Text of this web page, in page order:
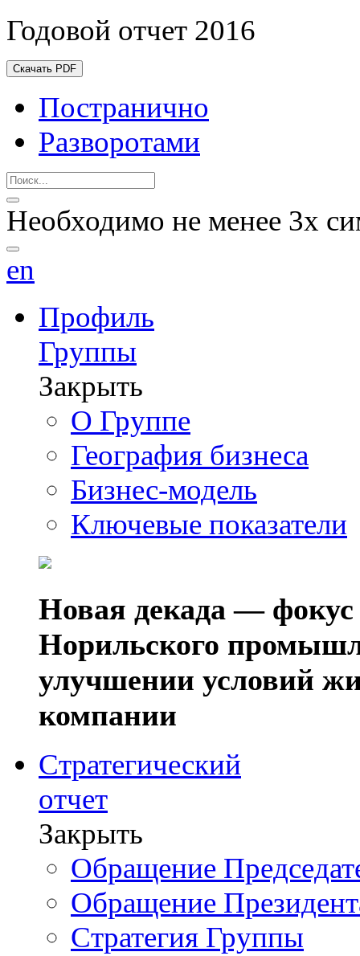
Годовой отчет 2016
Скачать PDF
Постранично
Разворотами
Необходимо не менее 3х
en
Профиль
Группы
Закрыть
О Группе
География бизнеса
Бизнес-модель
Ключевые показатели
Новая декада — фокус
Норильского
улучшении условий
компании
Стратегический
отчет
Закрыть
Обращение
Обращение
Стратегия Группы